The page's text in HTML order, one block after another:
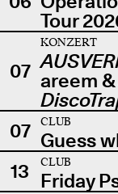
Tour
07
KONZERT
areem
07
CLUB
Guess
13
CLUB
Friday